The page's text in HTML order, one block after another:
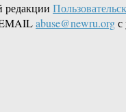
редакции
abuse@newru.orgс